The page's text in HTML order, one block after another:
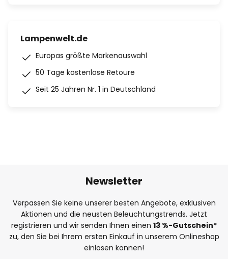
Lampenwelt.de
Europas größte Markenauswahl
50 Tage kostenlose Retoure
Seit 25 Jahren Nr. 1 in Deutschland
Newsletter
Verpassen Sie keine unserer besten Angebote, exklusiven
Aktionen und die neusten Beleuchtungstrends. Jetzt
registrieren und wir senden Ihnen einen 13 %-Gutschein*
zu, den Sie bei Ihrem ersten Einkauf in unserem Onlineshop
einlösen können!